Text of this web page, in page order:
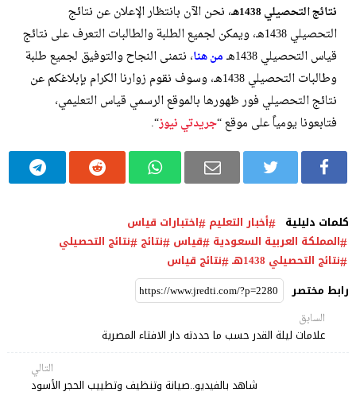
نتائج التحصيلي 1438هـ
، نحن الآن بانتظار الإعلان عن نتائج
التحصيلي 1438هـ، ويمكن لجميع الطلبة والطالبات التعرف على نتائج
قياس التحصيلي 1438هـ
من هنا، نتمنى النجاح والتوفيق لجميع طلبة
وطالبات التحصيلي 1438هـ، وسوف نقوم زوارنا الكرام بإبلاغكم عن
نتائج التحصيلي فور ظهورها بالموقع الرسمي قياس التعليمي،
فتابعونا يومياً على موقع “جريدتي نيوز“.
كلمات دليلية أخبار التعليم اختبارات قياس
المملكة العربية السعودية قياس نتائج نتائج التحصيلي
نتائج التحصيلي 1438هـ
نتائج قياس
رابط مختصر
السابق
علامات ليلة القدر حسب ما حددته دار الافتاء المصرية
التالي
شاهد بالفيديو..صيانة وتنظيف وتطييب الحجر الأسود